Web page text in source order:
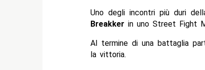
Uno degli incontri più duri
Breakker in uno Street Fight
Al termine di una battaglia
la vittoria.